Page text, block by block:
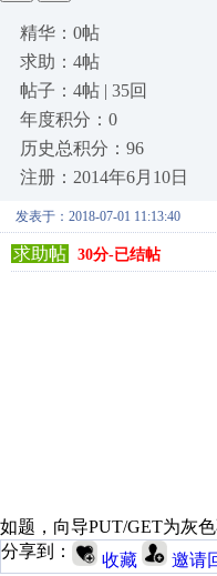
精华：0帖
求助：4帖
帖子：4帖 | 35回
年度积分：0
历史总积分：96
注册：2014年6月10日
发表于：2018-07-01 11:13:40
求助帖 30分-已结帖
如题，向导PUT/GET为灰
分享到：
收藏 邀请